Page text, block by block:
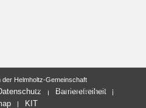
letzte Änderung: 04.06.2012
der Helmholtz-Gemeinschaft
Barrierefreiheit
KIT